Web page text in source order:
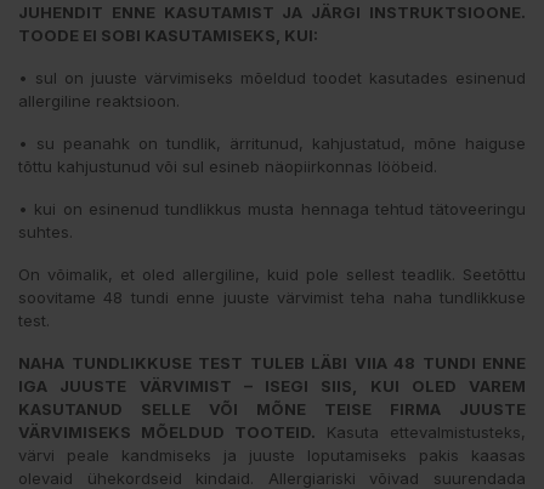
JUHENDIT ENNE KASUTAMIST JA JÄRGI INSTRUKTSIOONE.
TOODE EI SOBI KASUTAMISEKS, KUI:
• sul on juuste värvimiseks mõeldud toodet kasutades esinenud
allergiline reaktsioon.
• su peanahk on tundlik, ärritunud, kahjustatud, mõne haiguse
tõttu kahjustunud või sul esineb näopiirkonnas lööbeid.
• kui on esinenud tundlikkus musta hennaga tehtud tätoveeringu
suhtes.
On võimalik, et oled allergiline, kuid pole sellest teadlik. Seetõttu
soovitame 48 tundi enne juuste värvimist teha naha tundlikkuse
test.
NAHA TUNDLIKKUSE TEST TULEB LÄBI VIIA 48 TUNDI ENNE
IGA JUUSTE VÄRVIMIST – ISEGI SIIS, KUI OLED VAREM
KASUTANUD SELLE VÕI MÕNE TEISE FIRMA JUUSTE
VÄRVIMISEKS MÕELDUD TOOTEID. Kasuta ettevalmistusteks,
värvi peale kandmiseks ja juuste loputamiseks pakis kaasas
olevaid ühekordseid kindaid. Allergiariski võivad suurendada